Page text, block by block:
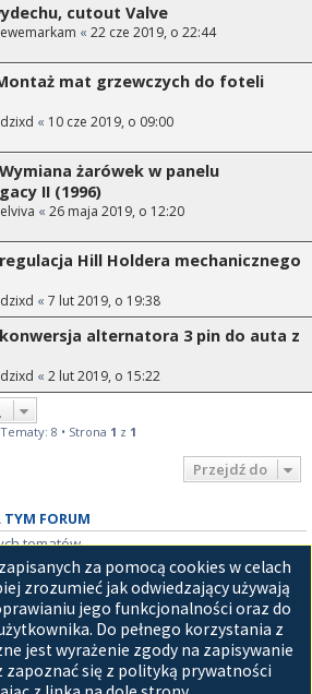
cutout Valve
ewemarkam « 22 cze 2019, o 22:44
mat grzewczych do foteli
dzixd « 10 cze 2019, o 09:00
żarówek w panelu
II (1996)
elviva « 26 maja 2019, o 12:20
Hill Holdera mechanicznego
dzixd « 7 lut 2019, o 19:38
alternatora 3 pin do auta z
dzixd « 2 lut 2019, o 15:22
Tematy: 8 • Strona 1 z 1
Przejdź do
TYM FORUM
tematów
tematach
postów
postów
za pomocą cookies w celach
zrozumieć jak odwiedzający używają
jego funkcjonalności oraz do
Do pełnego korzystania z
jest wyrażenie zgody na zapisywanie
zapoznać się z polityką prywatności